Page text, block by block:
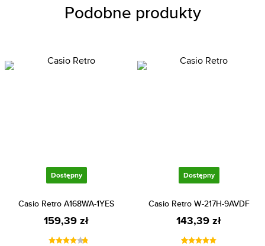
Podobne produkty
Dostępny
Casio Retro A168WA-1YES
159,39 zł
Dostępny
Casio Retro W-217H-9AVDF
143,39 zł